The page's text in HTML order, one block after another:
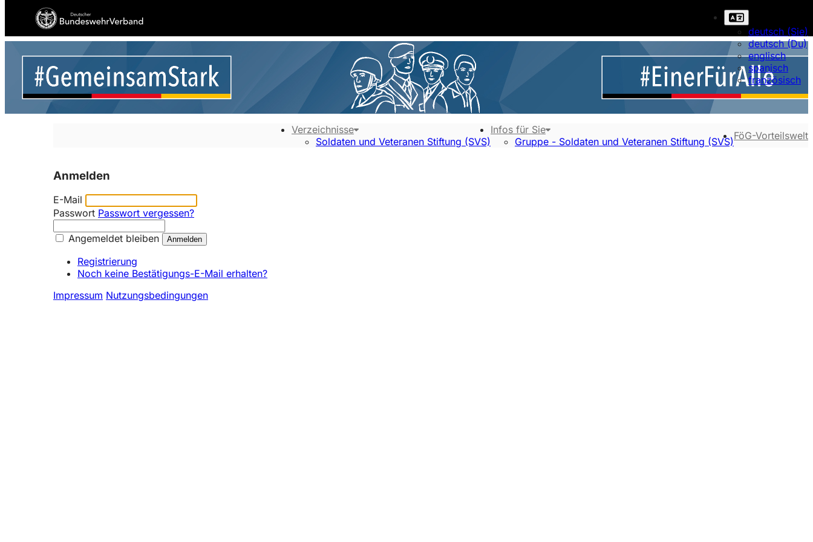
deutsch (Sie)
deutsch (Du)
englisch
spanisch
französisch
Verzeichnisse
Soldaten und Veteranen Stiftung (SVS)
Infos für Sie
Gruppe - Soldaten und Veteranen Stiftung (SVS)FöG-Vorteilswelt
Anmelden
E-Mail
Passwort Passwort vergessen?
Angemeldet bleiben
Registrierung
Noch keine Bestätigungs-E-Mail erhalten?
Impressum Nutzungsbedingungen